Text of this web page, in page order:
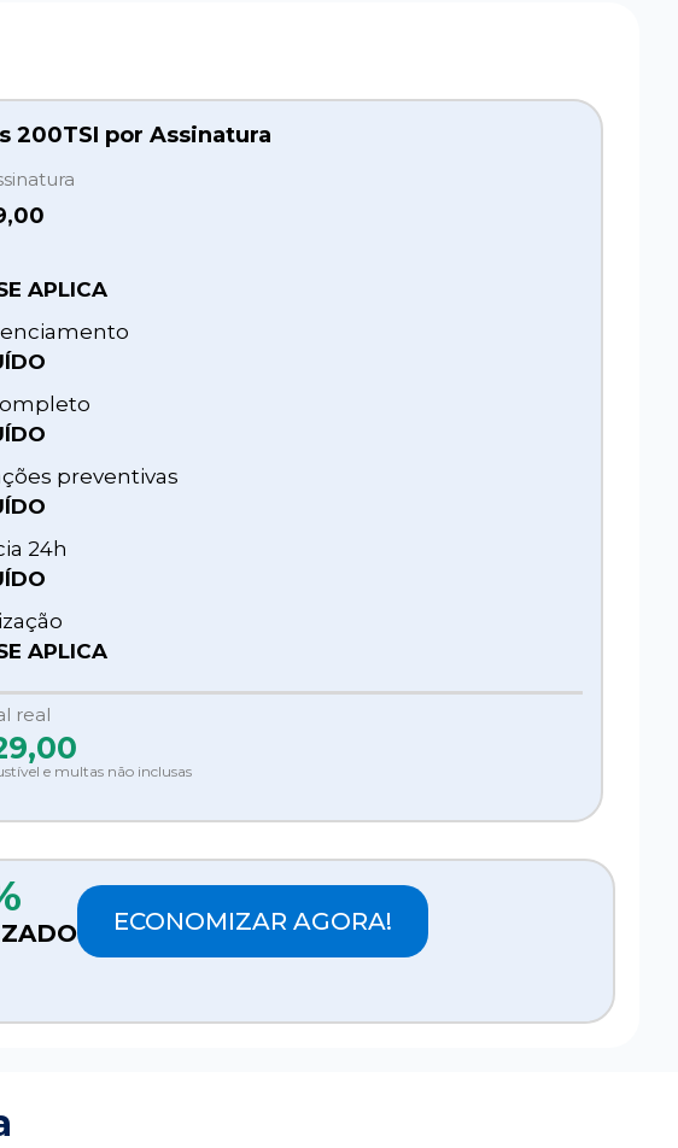
200TSI por Assinatura
APLICA
preventivas
24h
APLICA
real
e multas não inclusas
ECONOMIZAR AGORA!